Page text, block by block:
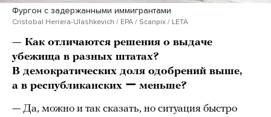
Фургон с задержанными иммигрантами
Cristobal Herrera-Ulashkevich / EPA / Scanpix / LETA
— Как отличаются решения о выдаче
убежища в разных штатах?
В демократических доля одобрений выше,
а в республиканских ー меньше?
— Да, можно и так сказать, но ситуация быстро